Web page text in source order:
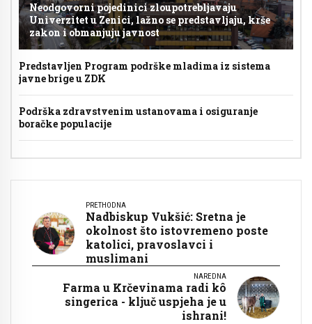
Neodgovorni pojedinici zloupotrebljavaju
Univerzitet u Zenici, lažno se predstavljaju, krše
zakon i obmanjuju javnost
Predstavljen Program podrške mladima iz sistema
javne brige u ZDK
Podrška zdravstvenim ustanovama i osiguranje
boračke populacije
PRETHODNA
Nadbiskup Vukšić: Sretna je
okolnost što istovremeno poste
katolici, pravoslavci i
muslimani
NAREDNA
Farma u Krčevinama radi kô
singerica - ključ uspjeha je u
ishrani!